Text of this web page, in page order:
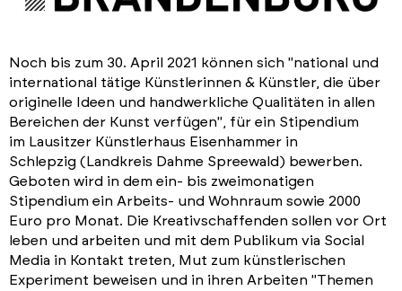
Noch bis zum 30. April 2021 können sich "national und
international tätige Künstlerinnen & Künstler, die über
originelle Ideen und handwerkliche Qualitäten in allen
Bereichen der Kunst verfügen", für ein Stipendium
im Lausitzer Künstlerhaus Eisenhammer in
Schlepzig (Landkreis Dahme Spreewald) bewerben.
Geboten wird in dem ein- bis zweimonatigen
Stipendium ein Arbeits- und Wohnraum sowie 2000
Euro pro Monat. Die Kreativschaffenden sollen vor Ort
leben und arbeiten und mit dem Publikum via Social
Media in Kontakt treten, Mut zum künstlerischen
Experiment beweisen und in ihren Arbeiten "Themen